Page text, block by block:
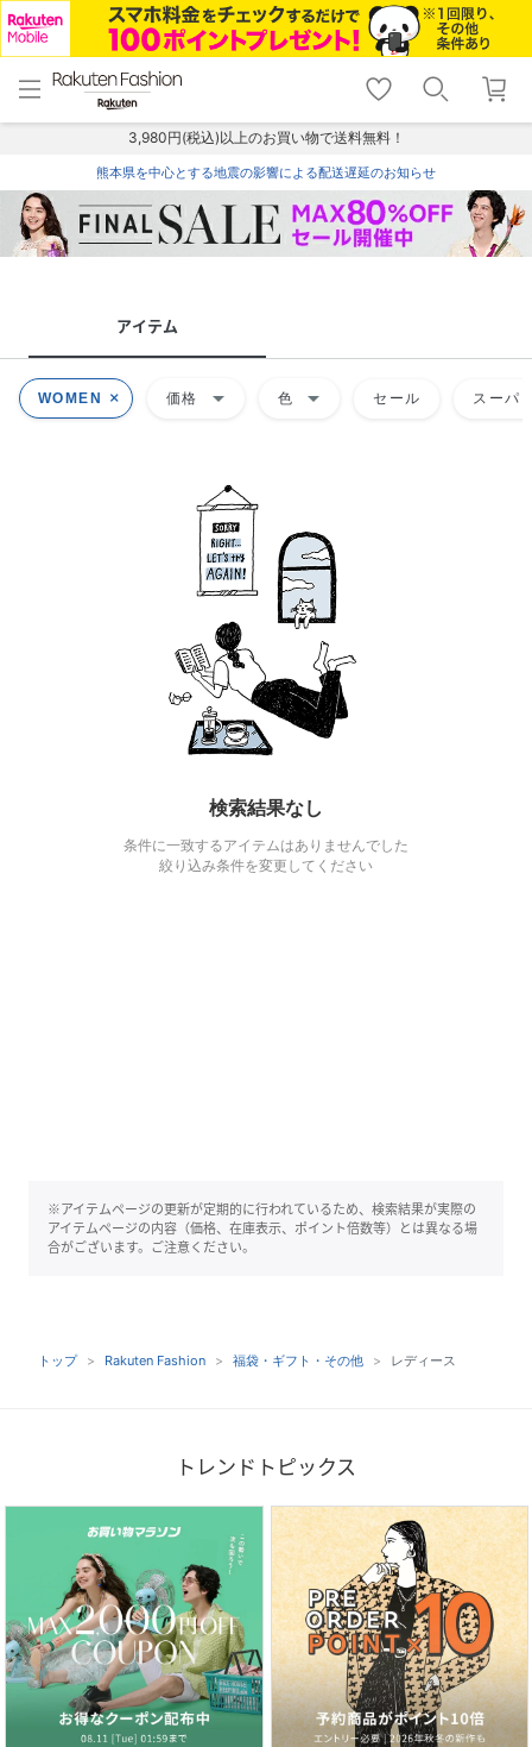
menu home
トップ
shopping_cart lock_outline
ログイン
3,980円(税込)以上のお買い物で送料無料！
熊本県を中心とする地震の影響による配送遅延のお知らせ
アイテム
WOMEN 価格 arrow_drop_down 色 arrow_drop_down セール スーパ
検索結果なし
条件に一致するアイテムはありませんでした
絞り込み条件を変更してください
※アイテムページの更新が定期的に行われているため、検索結果が実際の
アイテムページの内容（価格、在庫表示、ポイント倍数等）とは異なる場
合がございます。ご注意ください。
トップ Rakuten Fashion 福袋・ギフト・その他 レディース
トレンドトピックス